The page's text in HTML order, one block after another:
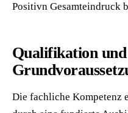
Positivn Gesamteindruck
Qualifikation
Die fachliche Kompetenz